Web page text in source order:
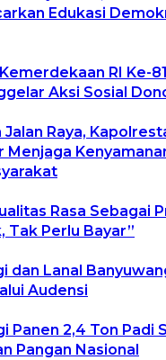
Edukasi
RI Ke-
Aksi Sosial
Raya,
Menjaga
Rasa Sebagai
Tak Perlu Bayar”
dan Lanal
Audensi
Panen 2,4 Ton Padi
Pangan Nasional